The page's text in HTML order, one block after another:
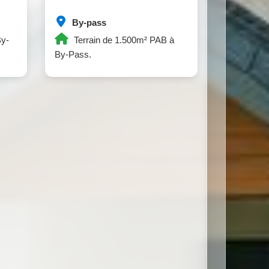
By-pass
Terrain de 1.500m² PAB à
By-Pass.